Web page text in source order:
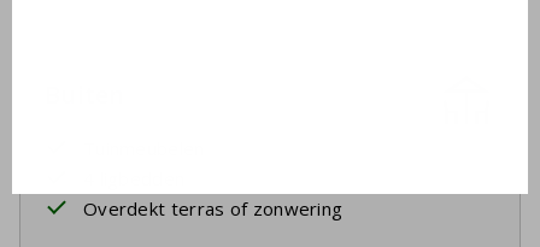
Overdekt terras of zonwering